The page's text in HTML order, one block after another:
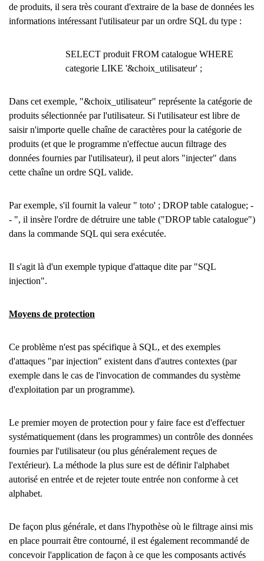
de produits, il sera très courant d'extraire de la base de données les
informations intéressant l'utilisateur par un ordre SQL du type :
SELECT produit FROM catalogue WHERE
categorie LIKE '&choix_utilisateur' ;
Dans cet exemple, "&choix_utilisateur" représente la catégorie de
produits sélectionnée par l'utilisateur. Si l'utilisateur est libre de
saisir n'importe quelle chaîne de caractères pour la catégorie de
produits (et que le programme n'effectue aucun filtrage des
données fournies par l'utilisateur), il peut alors "injecter" dans
cette chaîne un ordre SQL valide.
Par exemple, s'il fournit la valeur " toto' ; DROP table catalogue; -
- ", il insère l'ordre de détruire une table ("DROP table catalogue")
dans la commande SQL qui sera exécutée.
Il s'agit là d'un exemple typique d'attaque dite par "SQL
injection".
Moyens de protection
Ce problème n'est pas spécifique à SQL, et des exemples
d'attaques "par injection" existent dans d'autres contextes (par
exemple dans le cas de l'invocation de commandes du système
d'exploitation par un programme).
Le premier moyen de protection pour y faire face est d'effectuer
systématiquement (dans les programmes) un contrôle des données
fournies par l'utilisateur (ou plus généralement reçues de
l'extérieur). La méthode la plus sure est de définir l'alphabet
autorisé en entrée et de rejeter toute entrée non conforme à cet
alphabet.
De façon plus générale, et dans l'hypothèse où le filtrage ainsi mis
en place pourrait être contourné, il est également recommandé de
concevoir l'application de façon à ce que les composants activés